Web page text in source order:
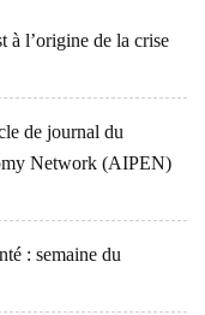
à l’origine de la crise
de journal du
Network (AIPEN)
: semaine du